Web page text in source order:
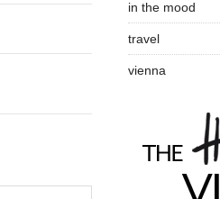
in the mood
travel
vienna